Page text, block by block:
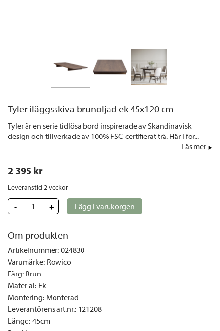
Tyler iläggsskiva brunoljad ek 45x120 cm
Tyler är en serie tidlösa bord inspirerade av Skandinavisk
design och tillverkade av 100% FSC-certifierat trä. Här i for...
Läs mer
2 395 kr
Leveranstid 2 veckor
- + Lägg i varukorgen
Om produkten
Artikelnummer: 024830
Varumärke: Rowico
Färg: Brun
Material: Ek
Montering: Monterad
Leverantörens art.nr.: 121208
Längd: 45cm